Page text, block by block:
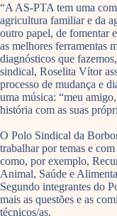
“A AS-PTA tem uma
agricultura familiar e da
outro papel, de fomentar
as melhores ferramentas
diagnósticos que
sindical, Roselita Vítor
processo de mudança e
uma música: “meu
história com as suas
O Polo Sindical da
trabalhar por temas e
como, por exemplo,
Animal, Saúde e
Segundo integrantes do
mais as questões e as
técnicos/as.